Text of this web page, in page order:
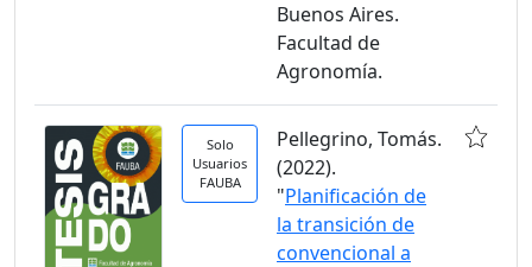
Buenos Aires.
Facultad de
Agronomía.
Solo
Usuarios
FAUBA
Pellegrino, Tomás.
(2022).
"Planificación de
la transición de
convencional a